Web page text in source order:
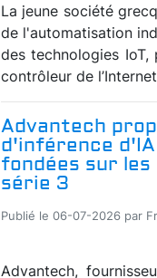
La jeune société
de l'automatisation
des technologies IoT,
contrôleur de
Advantech
d'inférence
fondées sur
série 3
Publié le 06-07-2026 par
Advantech,